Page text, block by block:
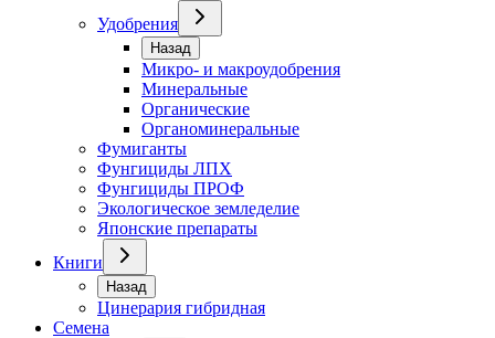
Удобрения
Назад
Микро- и макроудобрения
Минеральные
Органические
Органоминеральные
Фумиганты
Фунгициды ЛПХ
Фунгициды ПРОФ
Экологическое земледелие
Японские препараты
Книги
Назад
Цинерария гибридная
Семена